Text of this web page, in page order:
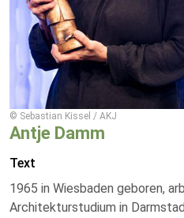
© Sebastian Kissel / AKJ
Antje Damm
Text
1965 in Wiesbaden geboren,
Architekturstudium in